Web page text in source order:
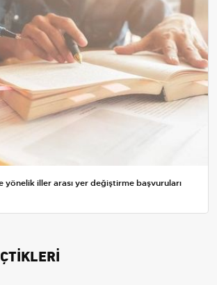
yönelik iller arası yer değiştirme başvuruları